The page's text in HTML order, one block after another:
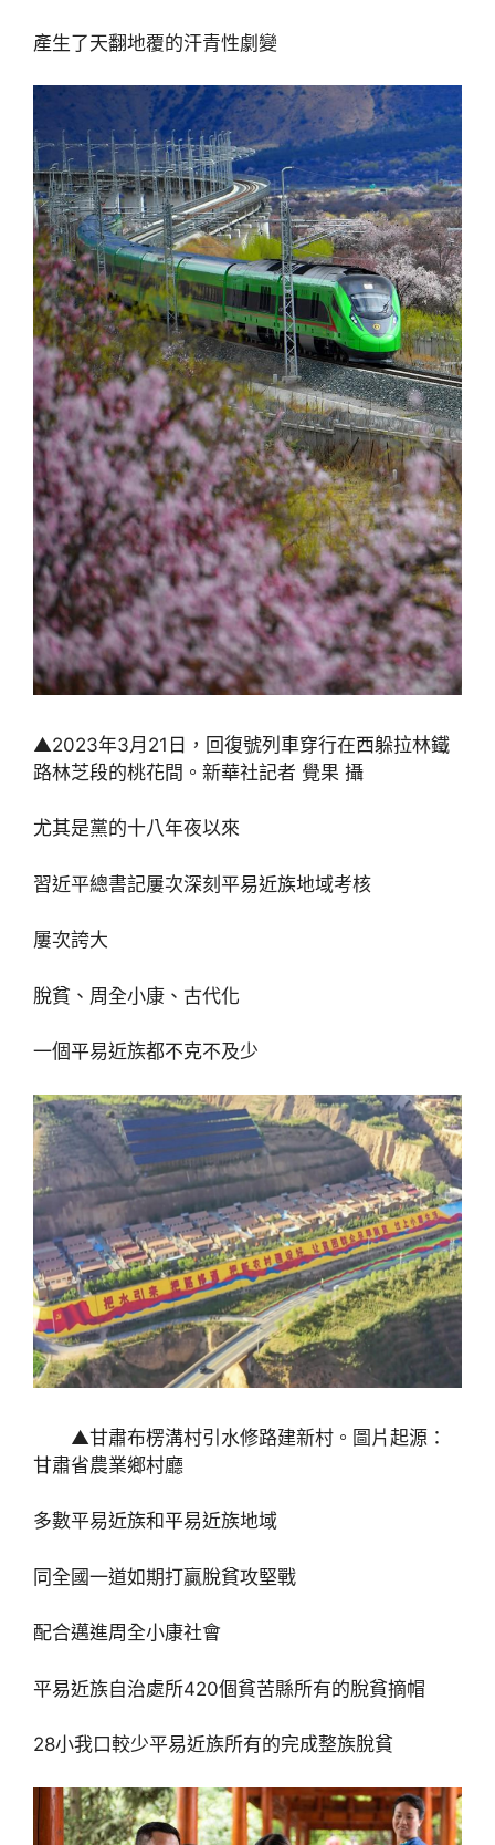
產生了天翻地覆的汗青性劇變
▲2023年3月21日，回復號列車穿行在西躲拉林鐵
路林芝段的桃花間。新華社記者 覺果 攝
尤其是黨的十八年夜以來
習近平總書記屢次深刻平易近族地域考核
屢次誇大
脫貧、周全小康、古代化
一個平易近族都不克不及少
▲甘肅布楞溝村引水修路建新村。圖片起源：
甘肅省農業鄉村廳
多數平易近族和平易近族地域
同全國一道如期打贏脫貧攻堅戰
配合邁進周全小康社會
平易近族自治處所420個貧苦縣所有的脫貧摘帽
28小我口較少平易近族所有的完成整族脫貧